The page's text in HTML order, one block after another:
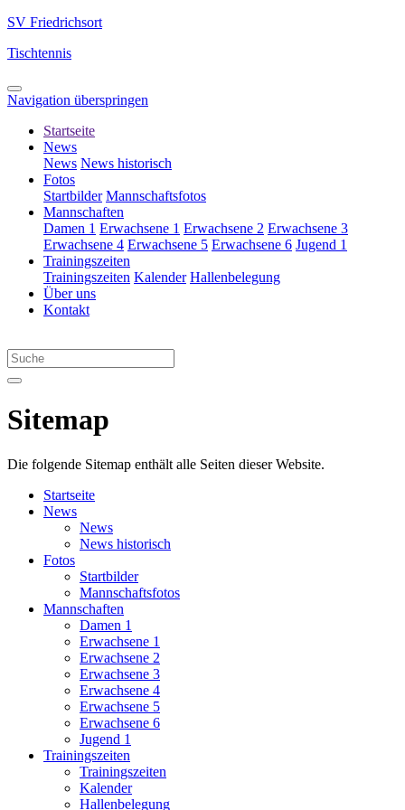
SV Friedrichsort
Tischtennis
Navigation überspringen
Startseite
News
News News historisch
Fotos
Startbilder Mannschaftsfotos
Mannschaften
Damen 1 Erwachsene 1 Erwachsene 2 Erwachsene 3
Erwachsene 4 Erwachsene 5 Erwachsene 6 Jugend 1
Trainingszeiten
Trainingszeiten Kalender Hallenbelegung
Über uns
Kontakt
Sitemap
Die folgende Sitemap enthält alle Seiten dieser Website.
Startseite
News
News
News historisch
Fotos
Startbilder
Mannschaftsfotos
Mannschaften
Damen 1
Erwachsene 1
Erwachsene 2
Erwachsene 3
Erwachsene 4
Erwachsene 5
Erwachsene 6
Jugend 1
Trainingszeiten
Trainingszeiten
Kalender
Hallenbelegung